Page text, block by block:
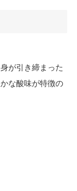
が引き締まった
な酸味が特徴の